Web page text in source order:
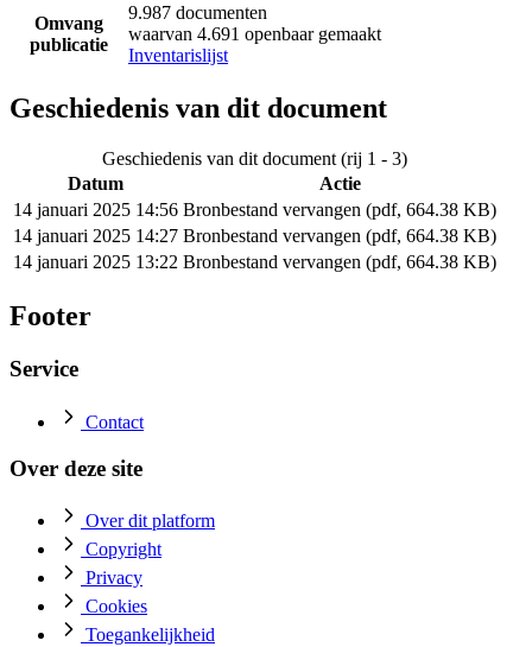
Omvang
publicatie
9.987 documenten
waarvan 4.691 openbaar gemaakt
Inventarislijst
Geschiedenis van dit document
Geschiedenis van dit document (rij 1 - 3)
Datum
Actie
14 januari 2025 14:56 Bronbestand vervangen (pdf, 664.38 KB)
14 januari 2025 14:27 Bronbestand vervangen (pdf, 664.38 KB)
14 januari 2025 13:22 Bronbestand vervangen (pdf, 664.38 KB)
Footer
Service
Contact
Over deze site
Over dit platform
Copyright
Privacy
Cookies
Toegankelijkheid